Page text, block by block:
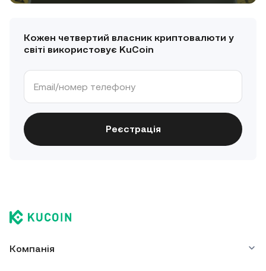
Кожен четвертий власник криптовалюти у
світі використовує KuCoin
Реєстрація
Компанія